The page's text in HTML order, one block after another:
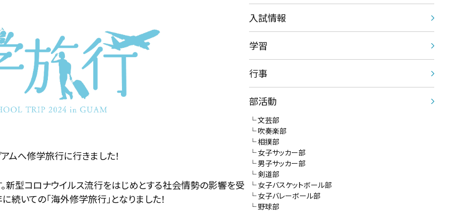
へ修学旅行に行きました！
新型コロナウイルス流行をはじめとする社会情勢の影響を受
いての「海外修学旅行」となりました！
入試情報
学習
行事
部活動
文芸部
吹奏楽部
相撲部
女子サッカー部
男子サッカー部
剣道部
女子バスケットボール部
女子バレーボール部
野球部